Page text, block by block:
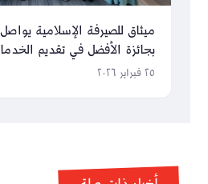
ميثاق للصيرفة الإسلامية
بجائزة الأفضل في تقديم
الرقمية
٢٥ فبراير ٢٠٢٦